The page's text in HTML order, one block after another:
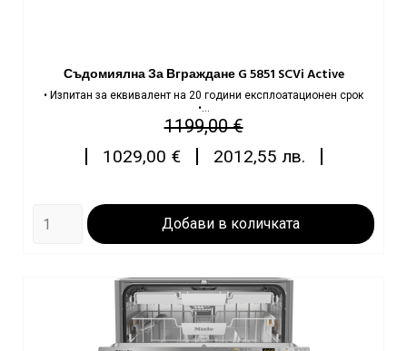
Съдомиялна За Вграждане G 5851 SCVi Active
• Изпитан за еквивалент на 20 години експлоатационен срок
•...
Редовна
цена
1199,00 €Цена
1029,00 €| 2012,55 лв.
Добави в количката